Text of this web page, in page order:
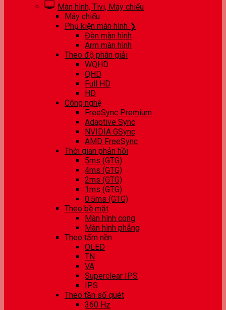
Màn hình, Tivi, Máy chiếu
Máy chiếu
Phụ kiện màn hình ❯
Đèn màn hình
Arm màn hình
Theo độ phân giải
WQHD
QHD
Full HD
HD
Công nghệ
FreeSync Premium
Adaptive Sync
NVIDIA GSync
AMD FreeSync
Thời gian phản hồi
5ms (GTG)
4ms (GTG)
2ms (GTG)
1ms (GTG)
0.5ms (GTG)
Theo bề mặt
Màn hình cong
Màn hình phẳng
Theo tấm nền
OLED
TN
VA
Superclear IPS
IPS
Theo tần số quét
360 Hz